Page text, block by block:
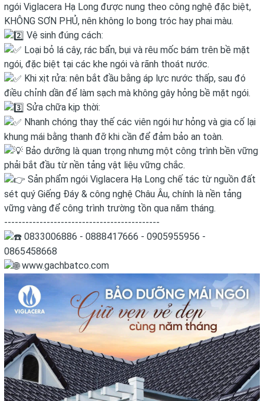
ngói Viglacera Hạ Long được nung theo công nghệ đặc biệt,
KHÔNG SƠN PHỦ, nên không lo bong tróc hay phai màu.
Vệ sinh đúng cách:
Loại bỏ lá cây, rác bẩn, bụi và rêu mốc bám trên bề mặt
ngói, đặc biệt tại các khe ngói và rãnh thoát nước.
Khi xịt rửa: nên bắt đầu bằng áp lực nước thấp, sau đó
điều chỉnh dần để làm sạch mà không gây hỏng bề mặt ngói.
Sửa chữa kịp thời:
Nhanh chóng thay thế các viên ngói hư hỏng và gia cố lại
khung mái bằng thanh đỡ khi cần để đảm bảo an toàn.
Bảo dưỡng là quan trọng nhưng một công trình bền vững
phải bắt đầu từ nền tảng vật liệu vững chắc.
Sản phẩm ngói Viglacera Hạ Long chế tác từ nguồn đất
sét quý Giếng Đáy & công nghệ Châu Âu, chính là nền tảng
vững vàng để công trình trường tồn qua năm tháng.
--------------------------------------------
0833006886 - 0888417666 - 0905955956 -
0865458668
www.gachbatco.com